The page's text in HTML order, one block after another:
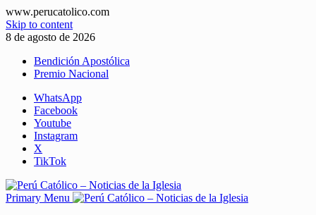
www.perucatolico.com
Skip to content
8 de agosto de 2026
Bendición Apostólica
Premio Nacional
WhatsApp
Facebook
Youtube
Instagram
X
TikTok
Primary Menu